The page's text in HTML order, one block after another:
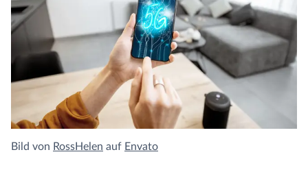
Bild von RossHelen auf Envato